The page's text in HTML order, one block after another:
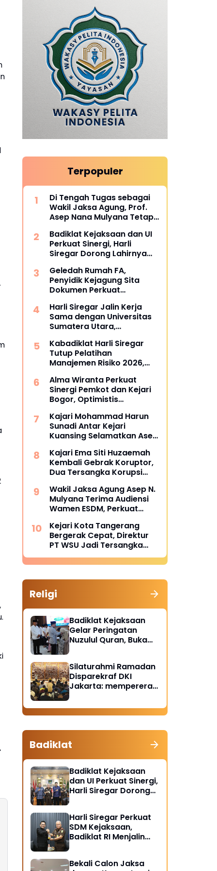
Terpopuler
Di Tengah Tugas sebagai
Wakil Jaksa Agung, Prof.
Asep Nana Mulyana Tetap
Akademik sebagai Penguji
Promosi Doktor Unpad
Badiklat Kejaksaan dan UI
Perkuat Sinergi, Harli
Siregar Dorong Lahirnya
Kejaksaan
Geledah Rumah FA,
Penyidik Kejagung Sita
Dokumen Perkuat
Harli Siregar Jalin Kerja
Sama dengan Universitas
Sumatera Utara,
Universitas Hasanuddin,
Buka Peluang Pegawai
Kejaksaan RI Tempuh
Pendidikan Doktor (S3)
Hukum
Kabadiklat Harli Siregar
Tutup Pelatihan
Manajemen Risiko 2026,
Agen Perubahan di Seluruh
Satker Kejaksaan
Alma Wiranta Perkuat
Sinergi Pemkot dan Kejari
Bogor, Optimistis
Perdata Tanpa Rugikan
Daerah
Kajari Mohammad Harun
Sunadi Antar Kejari
Kuansing Selamatkan Aset
Rp74,97 Miliar
Kajari Ema Siti Huzaemah
Kembali Gebrak Koruptor,
Dua Tersangka Korupsi
Langsung Dijebloskan ke
Penjara
Wakil Jaksa Agung Asep N.
Mulyana Terima Audiensi
Wamen ESDM, Perkuat
Sektor Energi Nasional
Kejari Kota Tangerang
Bergerak Cepat, Direktur
PT WSU Jadi Tersangka
Kasus Dugaan Korupsi
Operasional Boeing 737-
Religi
Badiklat Kejaksaan
Gelar Peringatan
Nuzulul Quran, Buka
Piatu
Silaturahmi Ramadan
Disparekraf DKI
Jakarta: mempererat
soliditas
Badiklat
Badiklat Kejaksaan
dan UI Perkuat Sinergi,
Harli Siregar Dorong
Harli Siregar Perkuat
SDM Kejaksaan,
Badiklat RI Menjalin
Bekali Calon Jaksa